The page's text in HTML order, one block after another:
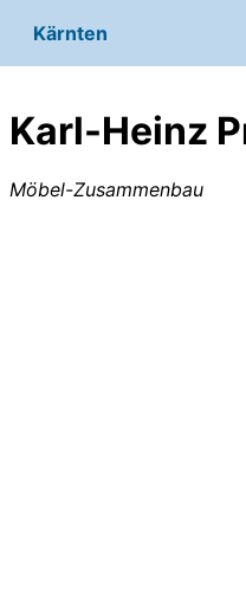
Kärnten
Karl-Heinz
Möbel-Zusammenbau